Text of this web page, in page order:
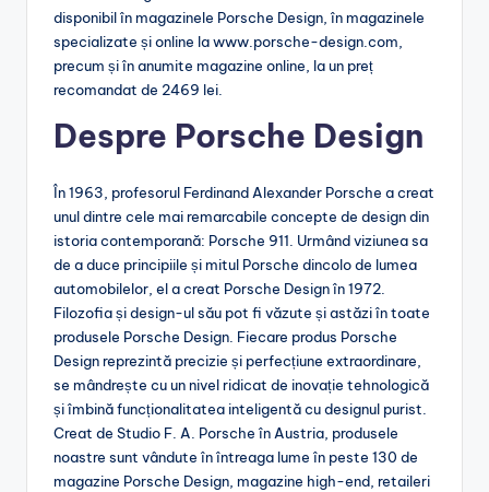
disponibil în magazinele Porsche Design, în magazinele
specializate și online la www.porsche-design.com,
precum și în anumite magazine online, la un preț
recomandat de 2469 lei.
Despre Porsche Design
În 1963, profesorul Ferdinand Alexander Porsche a creat
unul dintre cele mai remarcabile concepte de design din
istoria contemporană: Porsche 911. Urmând viziunea sa
de a duce principiile și mitul Porsche dincolo de lumea
automobilelor, el a creat Porsche Design în 1972.
Filozofia și design-ul său pot fi văzute și astăzi în toate
produsele Porsche Design. Fiecare produs Porsche
Design reprezintă precizie și perfecțiune extraordinare,
se mândrește cu un nivel ridicat de inovație tehnologică
și îmbină funcționalitatea inteligentă cu designul purist.
Creat de Studio F. A. Porsche în Austria, produsele
noastre sunt vândute în întreaga lume în peste 130 de
magazine Porsche Design, magazine high-end, retaileri